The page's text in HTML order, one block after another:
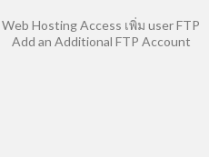
Web Hosting Access เพิ่ม user FTP
Add an Additional FTP Account